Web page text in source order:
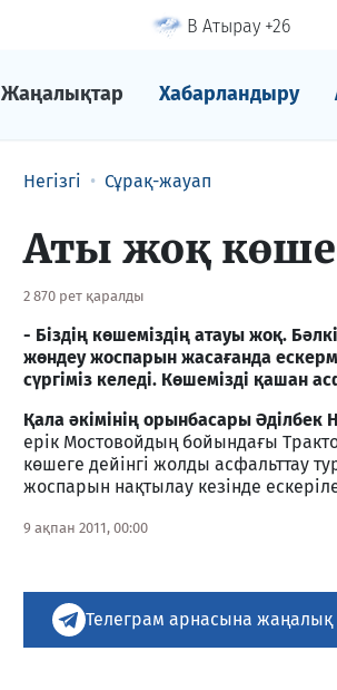
В Атырау +26
Жаңалықтар Хабарландыру
Негізгі Сұрақ-жауап
Аты жоқ көше
2 870 рет қаралды
- Біздің көшеміздің атауы жоқ.
жөндеу жоспарын жасағанда
сүргіміз келеді. Көшемізді қашан
Қала әкімінің орынбасары
ерік Мостовойдың бойындағы
көшеге дейінгі жолды асфальттау
жоспарын нақтылау кезінде
9 ақпан 2011, 00:00
Телеграм арнасына жаңалық